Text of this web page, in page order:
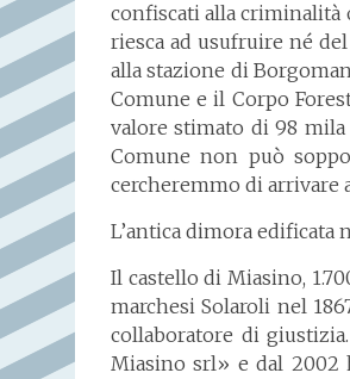
confiscati alla criminalità
riesca ad usufruire né
alla stazione di
Comune e il Corpo
valore stimato di 98 mila
Comune non può
cercheremmo di arrivare
L’antica dimora edificata
Il castello di Miasino,
marchesi Solaroli nel
collaboratore di
Miasino srl» e dal 2002